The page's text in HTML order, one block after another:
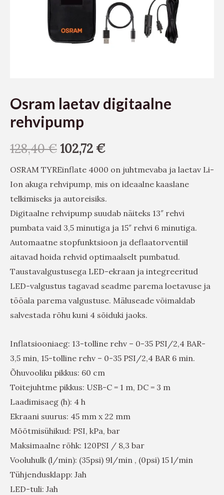
Osram laetav digitaalne
rehvipump
128,40€102,72€
OSRAM TYREinflate 4000 on juhtmevaba ja laetav Li-
Ion akuga rehvipump, mis on ideaalne kaaslane
telkimiseks ja autoreisiks.
Digitaalne rehvipump suudab näiteks 13″ rehvi
pumbata vaid 3,5 minutiga ja 15″ rehvi 6 minutiga.
Automaatne stopfunktsioon ja deflaatorventiil
aitavad hoida rehvid optimaalselt pumbatud.
Taustavalgustusega LED-ekraan ja integreeritud
LED-valgustus tagavad seadme parema loetavuse ja
tööala parema valgustuse. Mäluseade võimaldab
salvestada rõhu kuni 4 sõiduki jaoks.
Inflatsiooniaeg: 13-tolline rehv – 0-35 PSI/2,4 BAR-
3,5 min, 15-tolline rehv – 0-35 PSI/2,4 BAR 6 min.
Õhuvooliku pikkus: 60 cm
Toitejuhtme pikkus: USB-C = 1 m, DC = 3 m
Laadimisaeg (h): 4 h
Ekraani suurus: 45 mm x 22 mm
Mõõtmisühikud: PSI, kPa, bar
Maksimaalne rõhk: 120PSI / 8,3 bar
Vooluhulk (l/min): (35psi) 9l/min , (0psi) 15 l/min
Tühjendusklapp: Jah
LED-tuli: Jah